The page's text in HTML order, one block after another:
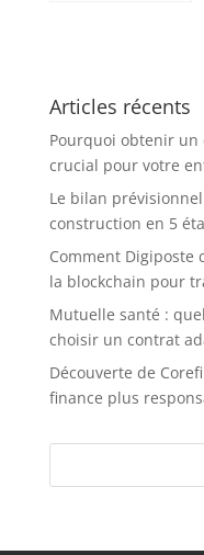
Articles récents
Pourquoi obtenir un
crucial pour votre
Le bilan
construction en 5
Comment Digiposte
la blockchain pour
Mutuelle santé :
choisir un contrat
Découverte de
finance plus